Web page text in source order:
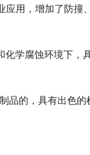
用，增加了防撞
学腐蚀环境下，
品的，具有出色